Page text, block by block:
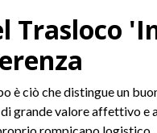
Trasloco
è ciò che distingue un
grande valore affettivo e